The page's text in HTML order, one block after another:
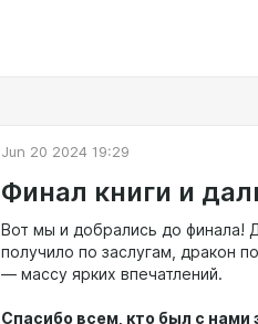
Jun 20 2024 19:29
Финал книги и
Вот мы и добрались до финала!
получило по заслугам, дракон
— массу ярких впечатлений.
Спасибо всем, кто был с нами